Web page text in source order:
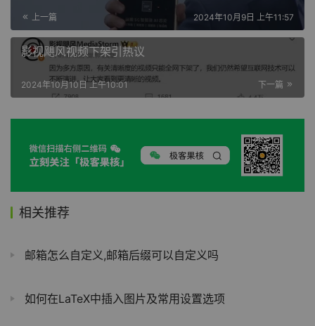
上一篇 2024年10月9日 上午11:57
影视飓风视频下架引热议
下一篇
2024年10月10日 上午10:01
相关推荐
邮箱怎么自定义,邮箱后缀可以自定义吗
如何在LaTeX中插入图片及常用设置选项